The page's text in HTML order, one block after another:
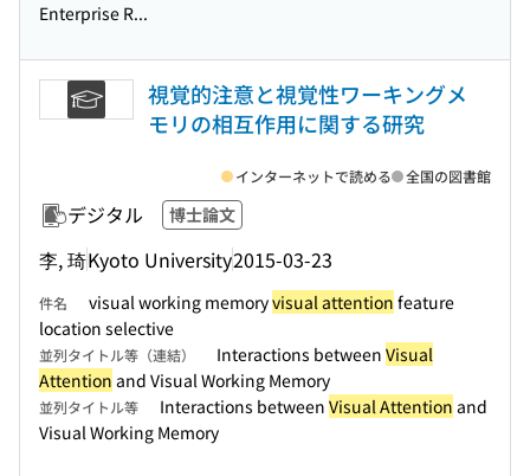
Enterprise R...
視覚的注意と視覚性ワーキングメ
モリの相互作用に関する研究
デジタル 博士論文
李, 琦Kyoto University2015-03-23
インターネットで読める 全国の図書館
件名 visual working memoryvisual attention feature
location selective
並列タイトル等（連結） Interactions between Visual
Attention and Visual Working Memory
並列タイトル等 Interactions between Visual Attention and
Visual Working Memory